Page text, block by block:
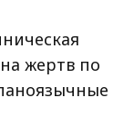
жертв по